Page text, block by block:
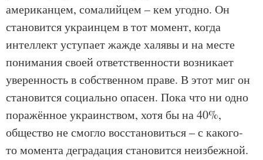
американцем, сомалийцем – кем угодно. Он
становится украинцем в тот момент, когда
интеллект уступает жажде халявы и на месте
понимания своей ответственности возникает
уверенность в собственном праве. В этот миг он
становится социально опасен. Пока что ни одно
поражённое украинством, хотя бы на 40%,
общество не смогло восстановиться – с какого-
то момента деградация становится неизбежной.